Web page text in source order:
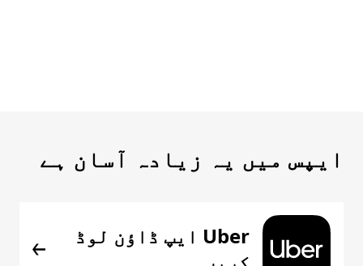
ایپس میں یہ زیادہ آسان ہے
Uber ایپ ڈاؤن لوڈ